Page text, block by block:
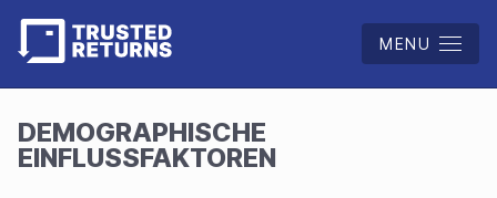
MENU
DEMOGRAPHISCHE
EINFLUSSFAKTOREN